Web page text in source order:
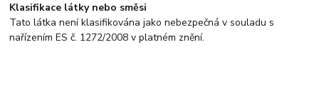
Klasifikace látky nebo směsi
Tato látka není klasifikována jako nebezpečná v souladu s
nařízením ES č. 1272/2008 v platném znění.